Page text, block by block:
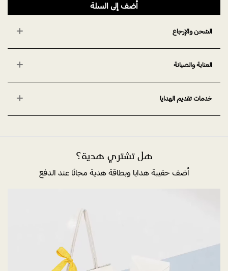
أضف إلى السلة
الشحن والإرجاع
العناية والصيانة
خدمات تقديم الهدايا
هل تشتري هدية؟
أضف حقيبة هدايا وبطاقة هدية مجانًا عند الدفع